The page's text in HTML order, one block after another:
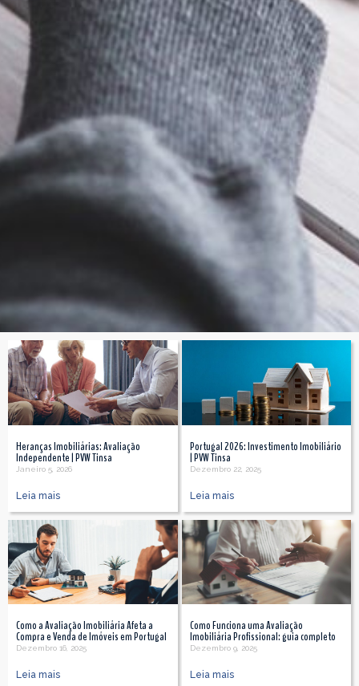
Heranças Imobiliárias: Avaliação
Independente | PVW Tinsa
Janeiro 5, 2026
Leia mais
Portugal 2026: Investimento Imobiliário
| PVW Tinsa
Dezembro 22, 2025
Leia mais
Como a Avaliação Imobiliária Afeta a
Compra e Venda de Imóveis em Portugal
Dezembro 16, 2025
Leia mais
Como Funciona uma Avaliação
Imobiliária Profissional: guia completo
Dezembro 9, 2025
Leia mais